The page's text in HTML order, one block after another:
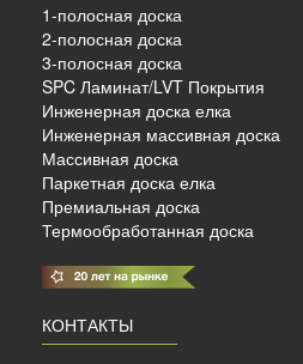
м²
1-полосная доска
2-полосная доска
3-полосная доска
SPC Ламинат/LVT Покрытия
Инженерная доска елка
Инженерная массивная доска
Массивная доска
Паркетная доска елка
Премиальная доска
Термообработанная доска
КОНТАКТЫ